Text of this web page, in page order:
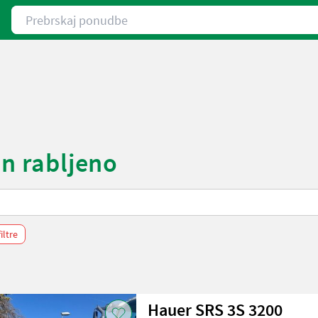
Prebrskaj ponudbe
rabljeno
Hauer SRS 3S 3200